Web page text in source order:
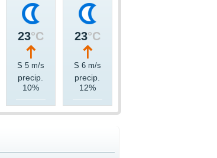
23°C
S 5 m/s
precip.
10%
23°C
S 6 m/s
precip.
12%